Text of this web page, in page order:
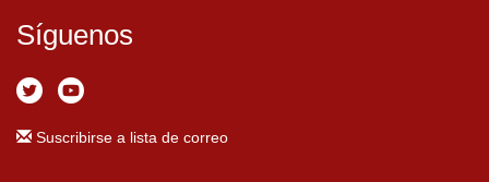
Síguenos
Suscribirse a lista de correo